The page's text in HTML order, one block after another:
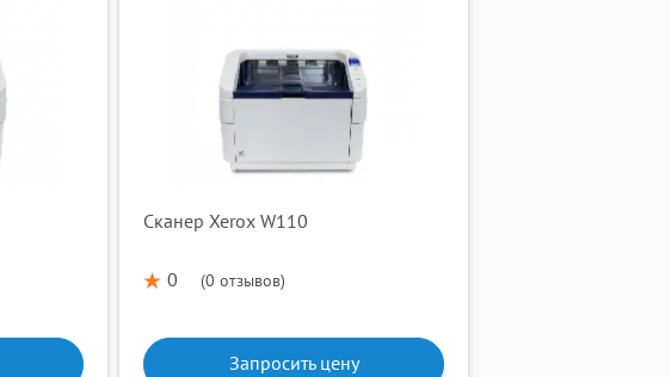
Сканер Xerox W110
0 (0 отзывов)
Запросить цену